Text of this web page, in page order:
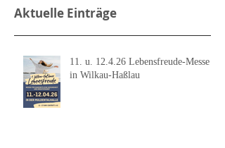
Aktuelle Einträge
11. u. 12.4.26 Lebensfreude-Messe
in Wilkau-Haßlau